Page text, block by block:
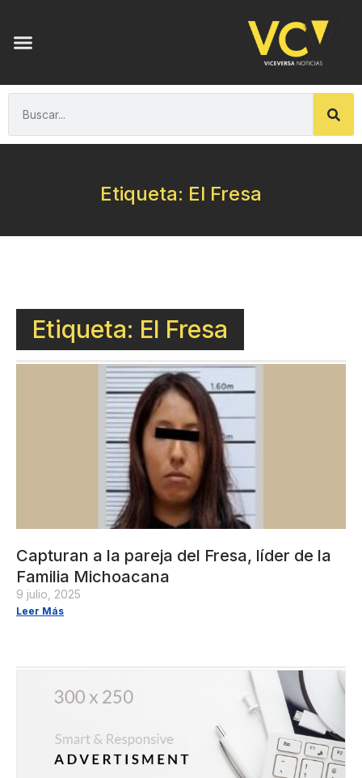
Etiqueta: El Fresa
Etiqueta: El Fresa
Capturan a la pareja del Fresa, líder de la
Familia Michoacana
9 julio, 2025
Leer Más